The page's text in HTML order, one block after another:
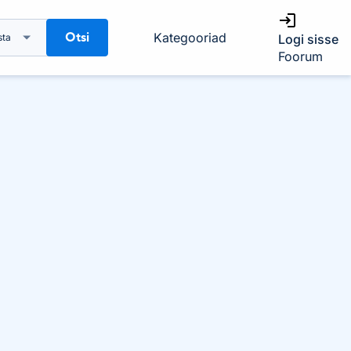
Otsi Kategooriad
Logi sisse
Foorum